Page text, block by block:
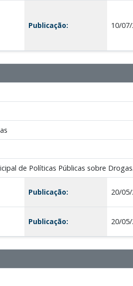
Publicação: 10/
de Políticas Públicas sobre Drogas.
Publicação: 20/
Publicação: 20/